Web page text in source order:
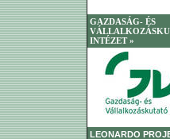
GAZDASÁG- ÉS
INTÉZET »
LEONARDO